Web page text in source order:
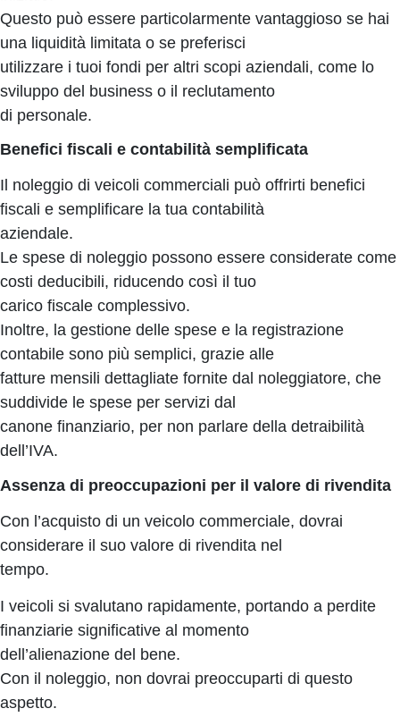
Questo può essere particolarmente vantaggioso se hai
una liquidità limitata o se preferisci
utilizzare i tuoi fondi per altri scopi aziendali, come lo
sviluppo del business o il reclutamento
di personale.
Benefici fiscali e contabilità semplificata
Il noleggio di veicoli commerciali può offrirti benefici
fiscali e semplificare la tua contabilità
aziendale.
Le spese di noleggio possono essere considerate come
costi deducibili, riducendo così il tuo
carico fiscale complessivo.
Inoltre, la gestione delle spese e la registrazione
contabile sono più semplici, grazie alle
fatture mensili dettagliate fornite dal noleggiatore, che
suddivide le spese per servizi dal
canone finanziario, per non parlare della detraibilità
dell’IVA.
Assenza di preoccupazioni per il valore di rivendita
Con l’acquisto di un veicolo commerciale, dovrai
considerare il suo valore di rivendita nel
tempo.
I veicoli si svalutano rapidamente, portando a perdite
finanziarie significative al momento
dell’alienazione del bene.
Con il noleggio, non dovrai preoccuparti di questo
aspetto.